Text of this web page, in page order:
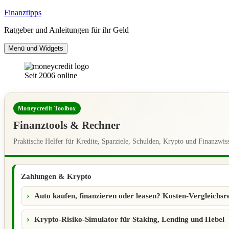
Zum
springen
Finanztipps
Ratgeber und Anleitungen für ihr Geld
Menü und Widgets
Seit 2006 online
Moneycredit Toolbox
Finanztools & Rechner
Praktische Helfer für Kredite, Sparziele, Schulden, Krypto und
Zahlungen & Krypto
Auto kaufen, finanzieren oder leasen? Kosten-
Krypto-Risiko-Simulator für Staking, Lending und Hebel